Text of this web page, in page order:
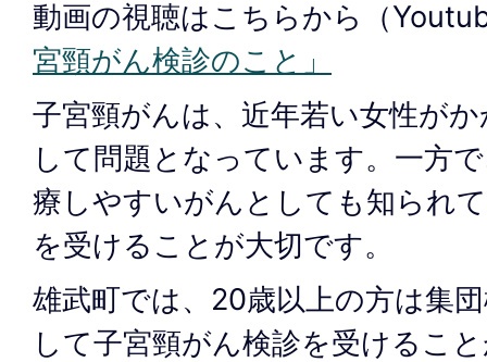
動画の視聴はこちらから（
宮頸がん検診のこと」
子宮頸がんは、近年若い女性が
して問題となっています。一方
療しやすいがんとしても知られ
を受けることが大切です。
雄武町では、20歳以上の方は集
して子宮頸がん検診を受けるこ